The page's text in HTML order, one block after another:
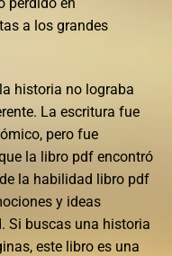
a los grandes
historia no lograba
La escritura fue
pero fue
la libro pdf encontró
la habilidad libro pdf
y ideas
Si buscas una historia
este libro es una